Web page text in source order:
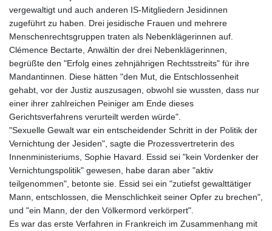
vergewaltigt und auch anderen IS-Mitgliedern Jesidinnen
zugeführt zu haben. Drei jesidische Frauen und mehrere
Menschenrechtsgruppen traten als Nebenklägerinnen auf.
Clémence Bectarte, Anwältin der drei Nebenklägerinnen,
begrüßte den "Erfolg eines zehnjährigen Rechtsstreits" für ihre
Mandantinnen. Diese hätten "den Mut, die Entschlossenheit
gehabt, vor der Justiz auszusagen, obwohl sie wussten, dass nur
einer ihrer zahlreichen Peiniger am Ende dieses
Gerichtsverfahrens verurteilt werden würde".
"Sexuelle Gewalt war ein entscheidender Schritt in der Politik der
Vernichtung der Jesiden", sagte die Prozessvertreterin des
Innenministeriums, Sophie Havard. Essid sei "kein Vordenker der
Vernichtungspolitik" gewesen, habe daran aber "aktiv
teilgenommen", betonte sie. Essid sei ein "zutiefst gewalttätiger
Mann, entschlossen, die Menschlichkeit seiner Opfer zu brechen",
und "ein Mann, der den Völkermord verkörpert".
Es war das erste Verfahren in Frankreich im Zusammenhang mit